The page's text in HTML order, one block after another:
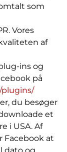
som
Vores
af
ins og
på
plugins/
du besøger
et
i USA. Af
Facebook at